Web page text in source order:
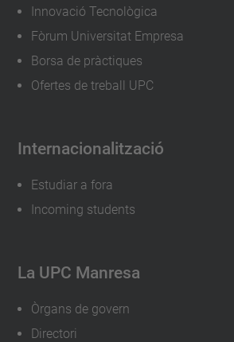
Innovació Tecnològica
Fòrum Universitat Empresa
Borsa de pràctiques
Ofertes de treball UPC
Internacionalització
Estudiar a fora
Incoming students
La UPC Manresa
Òrgans de govern
Directori